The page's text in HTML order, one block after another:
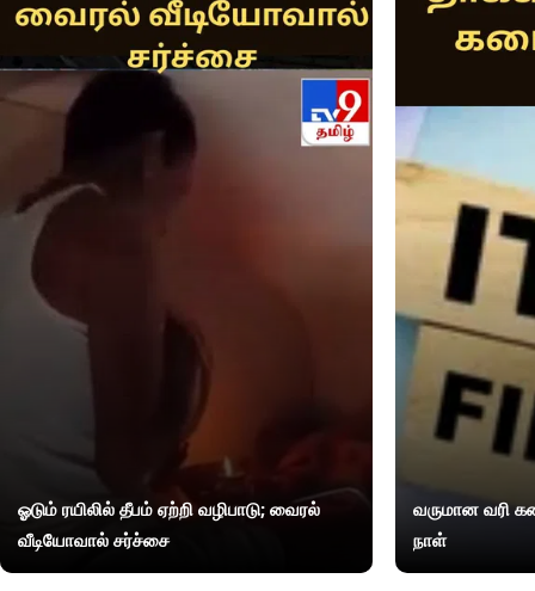
ஓடும் ரயிலில் தீபம் ஏற்றி வழிபாடு; வைரல்
வீடியோவால் சர்ச்சை
வருமான வரி
நாள்